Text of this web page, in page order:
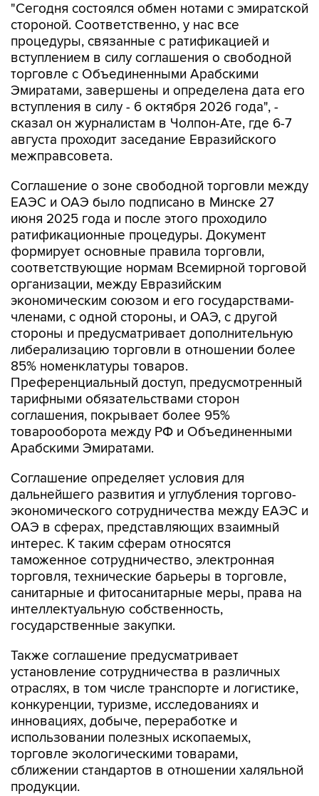
"Сегодня состоялся обмен нотами с эмиратской
стороной. Соответственно, у нас все
процедуры, связанные с ратификацией и
вступлением в силу соглашения о свободной
торговле с Объединенными Арабскими
Эмиратами, завершены и определена дата его
вступления в силу - 6 октября 2026 года", -
сказал он журналистам в Чолпон-Ате, где 6-7
августа проходит заседание Евразийского
межправсовета.
Соглашение о зоне свободной торговли между
ЕАЭС и ОАЭ было подписано в Минске 27
июня 2025 года и после этого проходило
ратификационные процедуры. Документ
формирует основные правила торговли,
соответствующие нормам Всемирной торговой
организации, между Евразийским
экономическим союзом и его государствами-
членами, с одной стороны, и ОАЭ, с другой
стороны и предусматривает дополнительную
либерализацию торговли в отношении более
85% номенклатуры товаров.
Преференциальный доступ, предусмотренный
тарифными обязательствами сторон
соглашения, покрывает более 95%
товарооборота между РФ и Объединенными
Арабскими Эмиратами.
Соглашение определяет условия для
дальнейшего развития и углубления торгово-
экономического сотрудничества между ЕАЭС и
ОАЭ в сферах, представляющих взаимный
интерес. К таким сферам относятся
таможенное сотрудничество, электронная
торговля, технические барьеры в торговле,
санитарные и фитосанитарные меры, права на
интеллектуальную собственность,
государственные закупки.
Также соглашение предусматривает
установление сотрудничества в различных
отраслях, в том числе транспорте и логистике,
конкуренции, туризме, исследованиях и
инновациях, добыче, переработке и
использовании полезных ископаемых,
торговле экологическими товарами,
сближении стандартов в отношении халяльной
продукции.